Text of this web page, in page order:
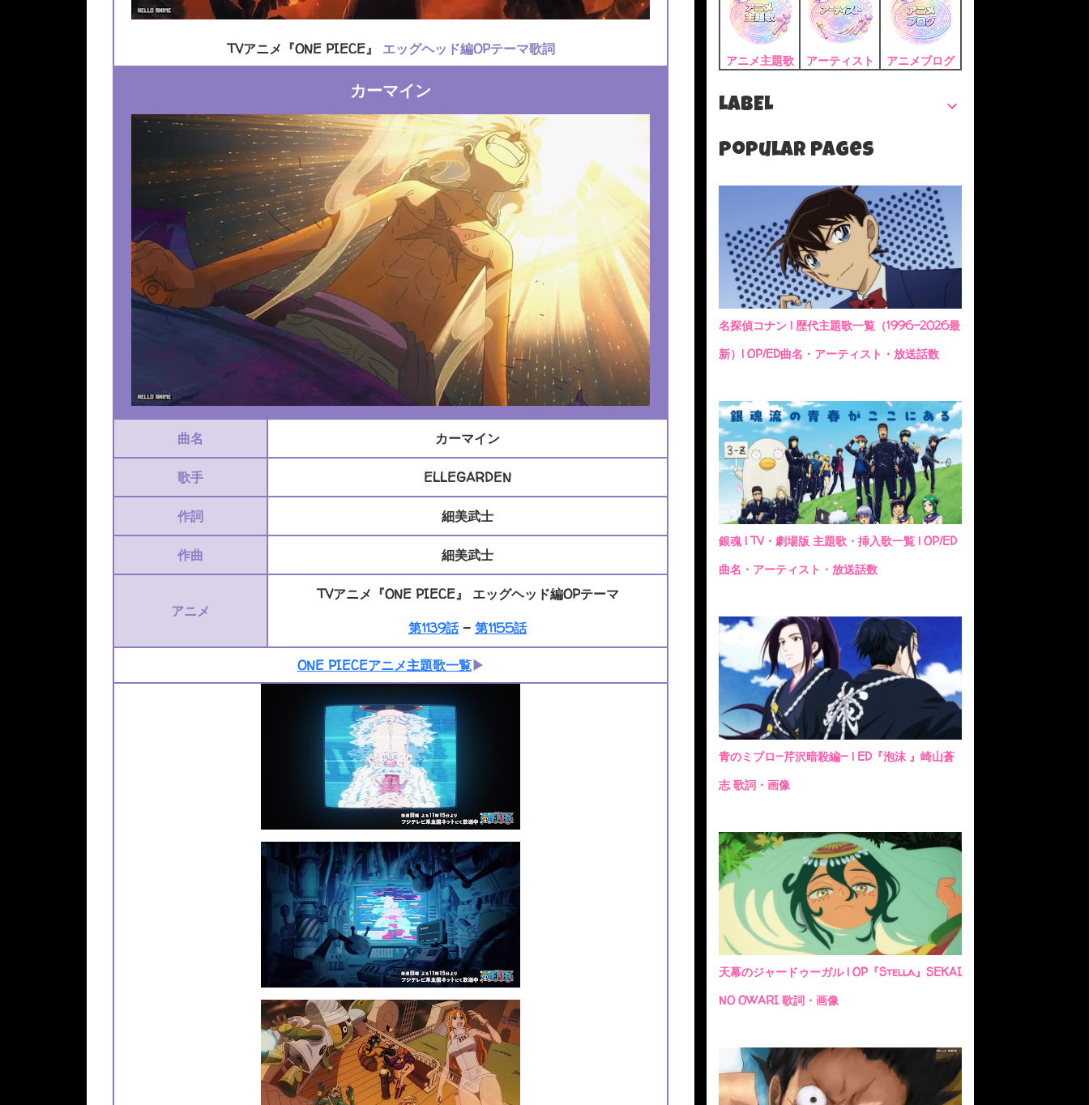
TVアニメ『ONE PIECE』 エッグヘッド編OPテーマ歌詞
カーマイン
曲名 カーマイン
歌手 ELLEGARDEN
作詞 細美武士
作曲 細美武士
アニメ
TVアニメ『ONE PIECE』 エッグヘッド編OPテーマ
第1139話- 第1155話
ONE PIECEアニメ主題歌一覧▶
アニメ主題歌 アーティスト アニメブログ
LABEL
Popular Pages
名探偵コナン | 歴代主題歌一覧（1996-2026最
新）| OP/ED曲名・アーティスト・放送話数
銀魂 | TV・劇場版 主題歌・挿入歌一覧 | OP/ED
曲名・アーティスト・放送話数
青のミブロ—芹沢暗殺編— | ED『泡沫 』崎山蒼
志 歌詞・画像
天幕のジャードゥーガル | OP『Stella』SEKAI
NO OWARI 歌詞・画像